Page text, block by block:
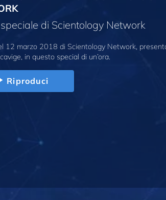
di Scientology Network
12 marzo 2018 di Scientology Network,
in questo special di un’ora.
Riproduci